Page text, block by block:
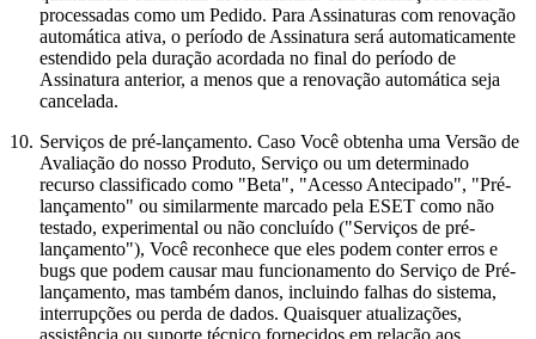
processadas como um Pedido. Para Assinaturas com renovação
automática ativa, o período de Assinatura será automaticamente
estendido pela duração acordada no final do período de
Assinatura anterior, a menos que a renovação automática seja
cancelada.
10. Serviços de pré-lançamento. Caso Você obtenha uma Versão de
Avaliação do nosso Produto, Serviço ou um determinado
recurso classificado como "Beta", "Acesso Antecipado", "Pré-
lançamento" ou similarmente marcado pela ESET como não
testado, experimental ou não concluído ("Serviços de pré-
lançamento"), Você reconhece que eles podem conter erros e
bugs que podem causar mau funcionamento do Serviço de Pré-
lançamento, mas também danos, incluindo falhas do sistema,
interrupções ou perda de dados. Quaisquer atualizações,